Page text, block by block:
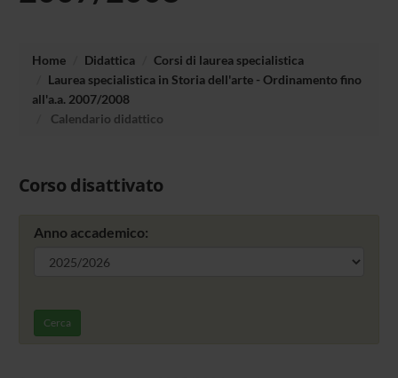
Home Didattica
Corsi di laurea specialistica
Laurea specialistica in Storia dell'arte - Ordinamento fino
all'a.a. 2007/2008
Calendario didattico
Corso disattivato
Anno accademico:
Cerca